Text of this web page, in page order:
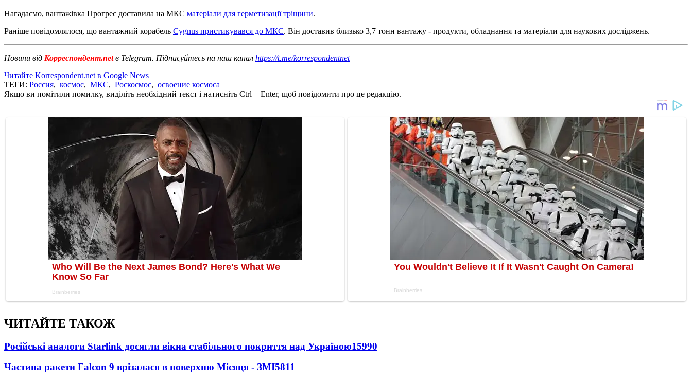
Нагадаємо, вантажівка Прогрес доставила на МКС матеріали для герметизації тріщини.
Раніше повідомлялося, що вантажний корабель Cygnus пристикувався до МКС. Він доставив близько 3,7 тонн вантажу - продукти, обладнання та матеріали для наукових досліджень.
Новини від Корреспондент.netв Telegram. Підписуйтесь на наш канал https://t.me/korrespondentnet
Читайте Korrespondent.net в Google News
ТЕГИ: Россия, космос, МКС, Роскосмос, освоение космоса
Якщо ви помітили помилку, виділіть необхідний текст і натисніть Ctrl + Enter, щоб повідомити про це редакцію.
ЧИТАЙТЕ ТАКОЖ
Російські аналоги Starlink досягли вікна стабільного покриття над Україною15990
Частина ракети Falcon 9 врізалася в поверхню Місяця - ЗМІ5811